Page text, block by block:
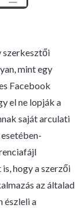
szerkesztői
mint egy
Facebook
el ne lopják a
saját arculati
hogy a szerzői
az általad
észleli a